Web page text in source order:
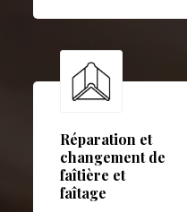
Réparation et
changement de
faîtière et
faîtage